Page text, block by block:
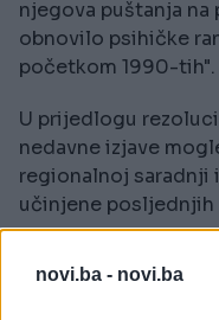
novi.ba - novi.ba
njegova puštanja
obnovilo psihičke
početkom 1990-tih".
U prijedlogu
nedavne izjave
regionalnoj saradnji
učinjene posljednjih
U rezoluciji bi se
obaveze o saradnji